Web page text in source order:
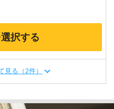
択する
見る（2件）